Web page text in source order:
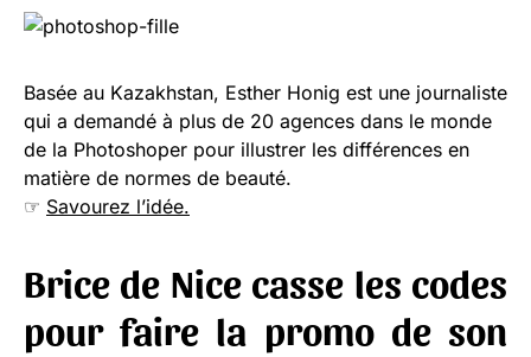
Basée au Kazakhstan, Esther Honig est une journaliste
qui a demandé à plus de 20 agences dans le monde
de la Photoshoper pour illustrer les différences en
matière de normes de beauté.
☞ Savourez l’idée.
Brice de Nice casse les codes
pour faire la promo de son